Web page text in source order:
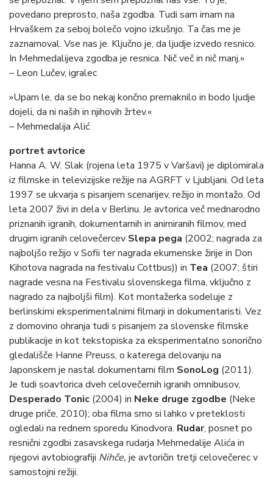
povedano preprosto, naša zgodba. Tudi sam imam na
Hrvaškem za seboj bolečo vojno izkušnjo. Ta čas me je
zaznamoval. Vse nas je. Ključno je, da ljudje izvedo resnico.
In Mehmedalijeva zgodba je resnica. Nič več in nič manj.«
– Leon Lučev, igralec
»Upam le, da se bo nekaj končno premaknilo in bodo ljudje
dojeli, da ni naših in njihovih žrtev.«
– Mehmedalija Alić
portret avtorice
Hanna A. W. Slak (rojena leta 1975 v Varšavi) je diplomirala
iz filmske in televizijske režije na AGRFT v Ljubljani. Od leta
1997 se ukvarja s pisanjem scenarijev, režijo in montažo. Od
leta 2007 živi in dela v Berlinu. Je avtorica več mednarodno
priznanih igranih, dokumentarnih in animiranih filmov, med
drugim igranih celovečercev Slepa pega (2002; nagrada za
najboljšo režijo v Sofii ter nagrada ekumenske žirije in Don
Kihotova nagrada na festivalu Cottbus)) in Tea (2007; štiri
nagrade vesna na Festivalu slovenskega filma, vključno z
nagrado za najboljši film). Kot montažerka sodeluje z
berlinskimi eksperimentalnimi filmarji in dokumentaristi. Vez
z domovino ohranja tudi s pisanjem za slovenske filmske
publikacije in kot tekstopiska za eksperimentalno sonorično
gledališče Hanne Preuss, o katerega delovanju na
Japonskem je nastal dokumentarni film SonoLog (2011).
Je tudi soavtorica dveh celovečernih igranih omnibusov,
Desperado Tonic (2004) in Neke druge zgodbe (Neke
druge priče, 2010); oba filma smo si lahko v preteklosti
ogledali na rednem sporedu Kinodvora. Rudar, posnet po
resnični zgodbi zasavskega rudarja Mehmedalije Alića in
njegovi avtobiografiji Nihče, je avtoričin tretji celovečerec v
samostojni režiji.